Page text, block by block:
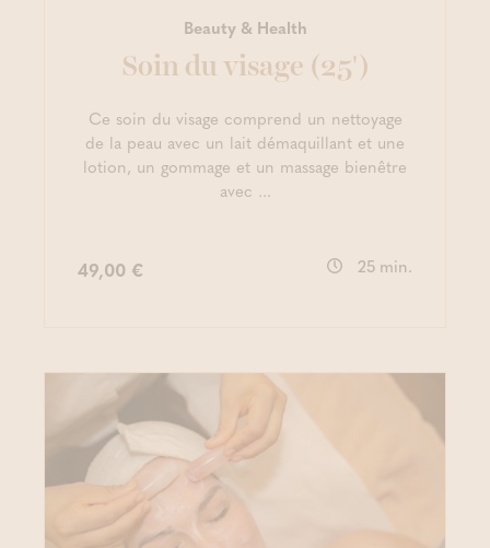
Beauty & Health
Soin du visage (25')
Ce soin du visage comprend un nettoyage
de la peau avec un lait démaquillant et une
lotion, un gommage et un massage bienêtre
avec ...
49,00 € 25 min.